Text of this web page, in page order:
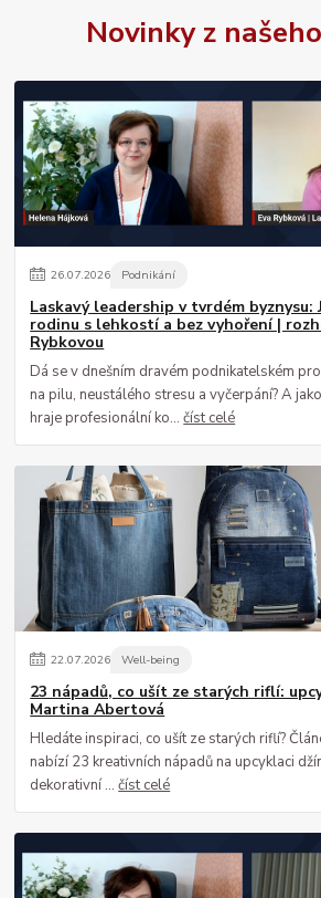
Novinky z
26.07.2026 Podnikání
Laskavý leadership v tvrdém byznysu:
rodinu s lehkostí a bez vyhoření |
Rybkovou
Dá se v dnešním dravém podnikatelském
na pilu, neustálého stresu a vyčerpání? A
hraje profesionální ko...číst celé
22.07.2026 Well-being
23 nápadů, co ušít ze starých riflí:
Martina Abertová
Hledáte inspiraci, co ušít ze starých riflí?
nabízí 23 kreativních nápadů na upcyklaci
dekorativní ...číst celé